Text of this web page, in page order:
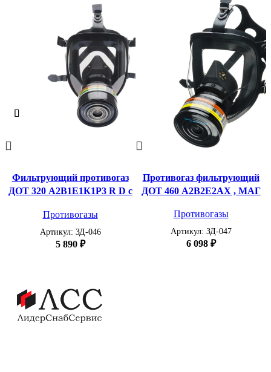
Фильтрующий противогаз
ДОТ 320 А2В1Е1К1Р3 R D с
Противогазы
Артикул: ЗД-046
5 890 ₽
Противогаз фильтрующий
ДОТ 460 А2В2Е2АХ , МАГ
Противогазы
Артикул: ЗД-047
6 098 ₽